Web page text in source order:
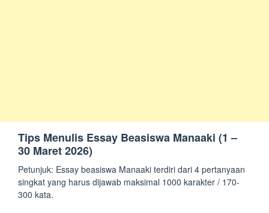
Tips Menulis Essay Beasiswa Manaaki (1 –
30 Maret 2026)
Petunjuk: Essay beasiswa Manaaki terdiri dari 4 pertanyaan
singkat yang harus dijawab maksimal 1000 karakter / 170-
300 kata.